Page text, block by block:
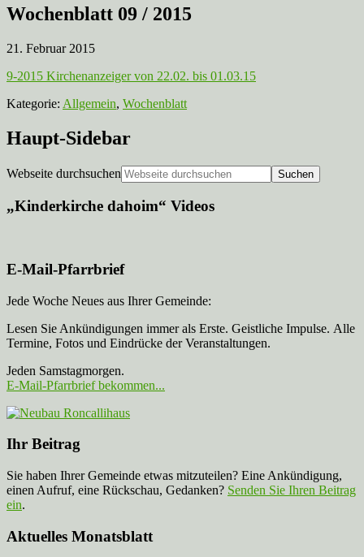
Wochenblatt 09 / 2015
21. Februar 2015
9-2015 Kirchenanzeiger von 22.02. bis 01.03.15
Kategorie: Allgemein, Wochenblatt
Haupt-Sidebar
Webseite durchsuchen
„Kinderkirche dahoim“ Videos
E-Mail-Pfarrbrief
Jede Woche Neues aus Ihrer Gemeinde:
Lesen Sie Ankündigungen immer als Erste. Geistliche Impulse. Alle
Termine, Fotos und Eindrücke der Veranstaltungen.
Jeden Samstagmorgen.
E-Mail-Pfarrbrief bekommen...
Ihr Beitrag
Sie haben Ihrer Gemeinde etwas mitzuteilen? Eine Ankündigung,
einen Aufruf, eine Rückschau, Gedanken? Senden Sie Ihren Beitrag
ein.
Aktuelles Monatsblatt